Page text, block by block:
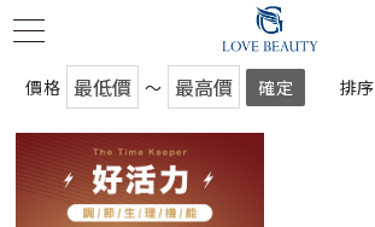
價格 ～ 確定 排序